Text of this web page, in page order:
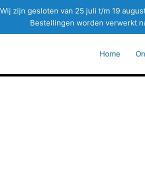
Wij zijn gesloten van 25 juli t/m 19
Bestellingen worden verwerkt
Home